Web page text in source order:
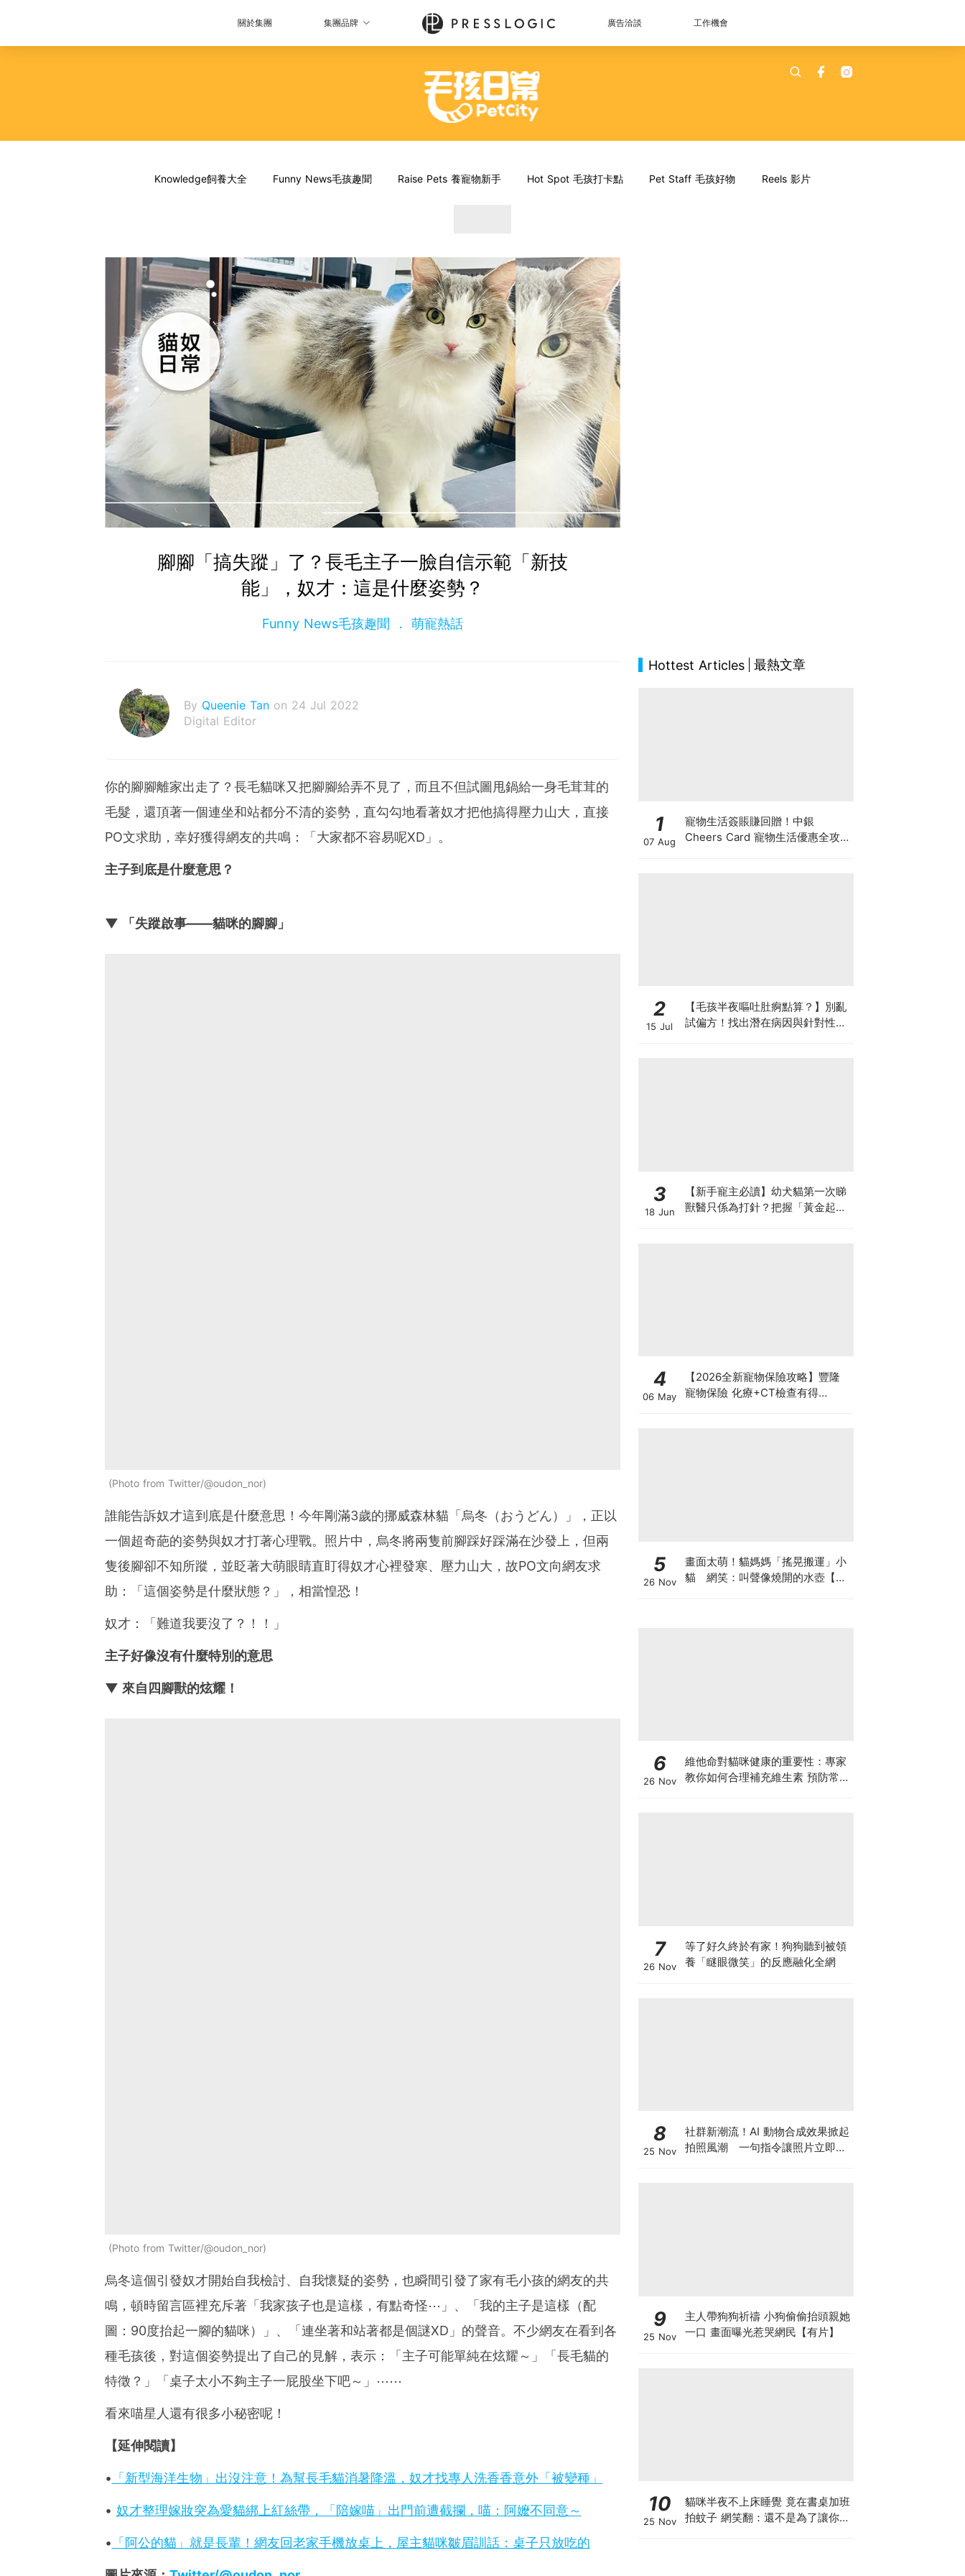
關於集團 集團品牌 廣告洽談 工作機會
Knowledge飼養大全 Funny News毛孩趣聞 Raise Pets 養寵物新手 Hot Spot 毛孩打卡點 Pet Staff 毛孩好物 Reels 影片
腳腳「搞失蹤」了？長毛主子一臉自信示範「新技
能」，奴才：這是什麼姿勢？
Funny News毛孩趣聞 萌寵熱話
By Queenie Tan on 24 Jul 2022
Digital Editor
你的腳腳離家出走了？長毛貓咪又把腳腳給弄不見了，而且不但試圖甩鍋給一身毛茸茸的
毛髮，還頂著一個連坐和站都分不清的姿勢，直勾勾地看著奴才把他搞得壓力山大，直接
PO文求助，幸好獲得網友的共鳴：「大家都不容易呢XD」。
主子到底是什麼意思？
▼ 「失蹤啟事——貓咪的腳腳」
Photo from Twitter/@oudon_nor
誰能告訴奴才這到底是什麼意思！今年剛滿3歲的挪威森林貓「烏冬（おうどん）」，正以
一個超奇葩的姿勢與奴才打著心理戰。照片中，烏冬將兩隻前腳踩好踩滿在沙發上，但兩
隻後腳卻不知所蹤，並眨著大萌眼睛直盯得奴才心裡發寒、壓力山大，故PO文向網友求
助：「這個姿勢是什麼狀態？」，相當惶恐！
奴才：「難道我要沒了？！！」
主子好像沒有什麼特別的意思
▼ 來自四腳獸的炫耀！
Photo from Twitter/@oudon_nor
烏冬這個引發奴才開始自我檢討、自我懷疑的姿勢，也瞬間引發了家有毛小孩的網友的共
鳴，頓時留言區裡充斥著「我家孩子也是這樣，有點奇怪⋯」、「我的主子是這樣（配
圖：90度抬起一腳的貓咪）」、「連坐著和站著都是個謎XD」的聲音。不少網友在看到各
種毛孩後，對這個姿勢提出了自己的見解，表示：「主子可能單純在炫耀～」「長毛貓的
特徵？」「桌子太小不夠主子一屁股坐下吧～」⋯⋯
看來喵星人還有很多小秘密呢！
【延伸閱讀】
• 「新型海洋生物」出沒注意！為幫長毛貓消暑降溫，奴才找專人洗香香意外「被變種」
• 奴才整理嫁妝突為愛貓綁上紅絲帶，「陪嫁喵」出門前遭截攔，喵：阿嬤不同意～
• 「阿公的貓」就是長輩！網友回老家手機放桌上，屋主貓咪皺眉訓話：桌子只放吃的
Hottest Articles 最熱文章
1
07 Aug
寵物生活簽賬賺回贈！中銀
Cheers Card 寵物生活優惠全攻
2
15 Jul
【毛孩半夜嘔吐肚痾點算？】別亂
試偏方！找出潛在病因與針對性營
3
18 Jun
【新手寵主必讀】幼犬貓第一次睇
獸醫只係為打針？把握「黃金起跑
4
06 May
【2026全新寵物保險攻略】豐隆
寵物保險 化療+CT檢查有得
5
26 Nov
畫面太萌！貓媽媽「搖晃搬運」小
貓 網笑：叫聲像燒開的水壺【有
6
26 Nov
維他命對貓咪健康的重要性：專家
教你如何合理補充維生素 預防常見
7
26 Nov
等了好久終於有家！狗狗聽到被領
養「瞇眼微笑」的反應融化全網
8
25 Nov
社群新潮流！AI 動物合成效果掀起
拍照風潮 一句指令讓照片立即升
9
25 Nov
主人帶狗狗祈禱 小狗偷偷抬頭親她
一口 畫面曝光惹哭網民【有片】
10
25 Nov
貓咪半夜不上床睡覺 竟在書桌加班
拍蚊子 網笑翻：還不是為了讓你睡